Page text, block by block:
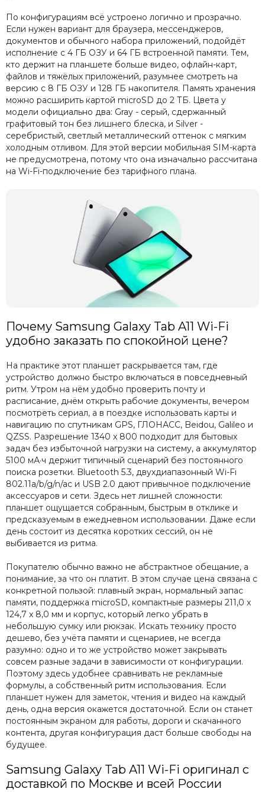
По конфигурациям всё устроено логично и прозрачно.
Если нужен вариант для браузера, мессенджеров,
документов и обычного набора приложений, подойдёт
исполнение с 4 ГБ ОЗУ и 64 ГБ встроенной памяти. Тем,
кто держит на планшете больше видео, офлайн-карт,
файлов и тяжёлых приложений, разумнее смотреть на
версию с 8 ГБ ОЗУ и 128 ГБ накопителя. Память хранения
можно расширить картой microSD до 2 ТБ. Цвета у
модели официально два: Gray - серый, сдержанный
графитовый тон без лишнего блеска, и Silver -
серебристый, светлый металлический оттенок с мягким
холодным отливом. Для этой версии мобильная SIM-карта
не предусмотрена, потому что она изначально рассчитана
на Wi-Fi-подключение без тарифного плана.
Почему Samsung Galaxy Tab A11 Wi-Fi
удобно заказать по спокойной цене?
На практике этот планшет раскрывается там, где
устройство должно быстро включаться в повседневный
ритм. Утром на нём удобно проверить почту и
расписание, днём открыть рабочие документы, вечером
посмотреть сериал, а в поездке использовать карты и
навигацию по спутникам GPS, ГЛОНАСС, Beidou, Galileo и
QZSS. Разрешение 1340 x 800 подходит для бытовых
задач без избыточной нагрузки на систему, а аккумулятор
5100 мА·ч держит типичный сценарий без постоянного
поиска розетки. Bluetooth 5.3, двухдиапазонный Wi-Fi
802.11a/b/g/n/ac и USB 2.0 дают привычное подключение
аксессуаров и сети. Здесь нет лишней сложности:
планшет ощущается собранным, быстрым в отклике и
предсказуемым в ежедневном использовании. Даже если
день состоит из десятка коротких сессий, он не
выбивается из ритма.
Покупателю обычно важно не абстрактное обещание, а
понимание, за что он платит. В этом случае цена связана с
конкретной пользой: плавный экран, нормальный запас
памяти, поддержка microSD, компактные размеры 211,0 x
124,7 x 8,0 мм и корпус, который легко убрать в
небольшую сумку или рюкзак. Искать технику просто
дешево, без учёта памяти и сценариев, не всегда
разумно: одно и то же устройство может закрывать
совсем разные задачи в зависимости от конфигурации.
Поэтому здесь удобнее сравнивать не рекламные
формулы, а собственный ритм использования. Если
планшет нужен для заметок, чтения и видео на каждый
день, одна версия окажется достаточной. Если он станет
постоянным экраном для работы, дороги и скачанного
контента, другая конфигурация даст больше свободы на
будущее.
Samsung Galaxy Tab A11 Wi-Fi оригинал с
доставкой по Москве и всей России